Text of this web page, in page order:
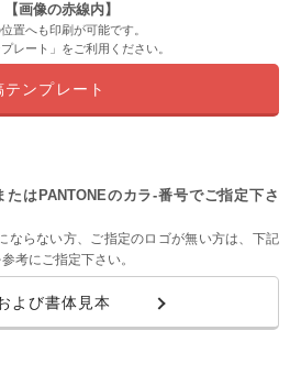
画像の赤線内】
置へも印刷が可能です。
レート」をご利用ください。
テンプレート
たはPANTONEのカラ-番号でご指定下さ
ならない方、ご指定のロゴが無い方は、下記
考にご指定下さい。
よび書体見本